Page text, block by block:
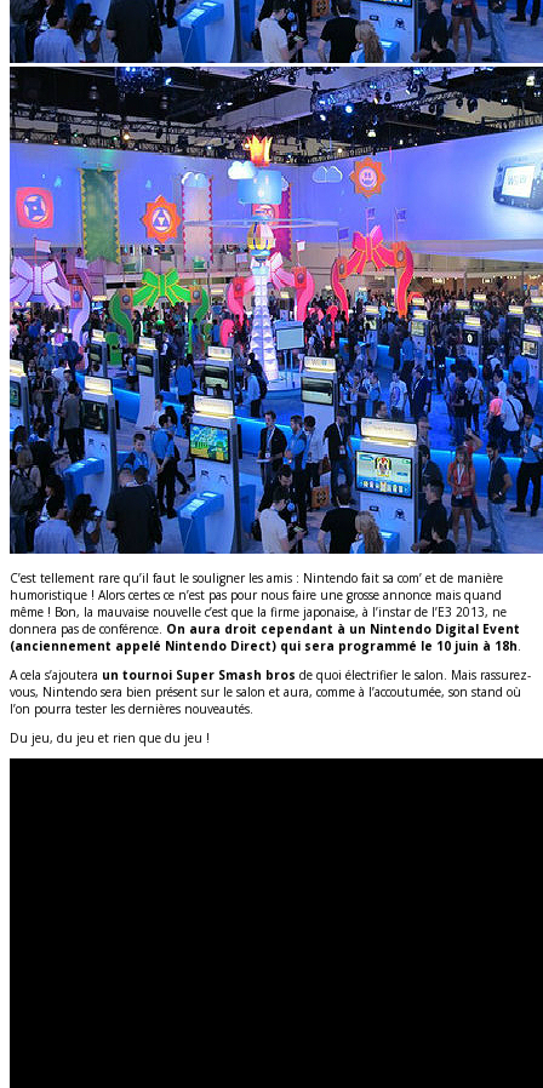
C’est tellement rare qu’il faut le souligner les amis : Nintendo fait sa com’ et de manière
humoristique ! Alors certes ce n’est pas pour nous faire une grosse annonce mais quand
même ! Bon, la mauvaise nouvelle c’est que la firme japonaise, à l’instar de l’E3 2013, ne
donnera pas de conférence. On aura droit cependant à un Nintendo Digital Event
(anciennement appelé Nintendo Direct) qui sera programmé le 10 juin à 18h.
A cela s’ajoutera un tournoi Super Smash bros de quoi électrifier le salon. Mais rassurez-
vous, Nintendo sera bien présent sur le salon et aura, comme à l’accoutumée, son stand où
l’on pourra tester les dernières nouveautés.
Du jeu, du jeu et rien que du jeu !